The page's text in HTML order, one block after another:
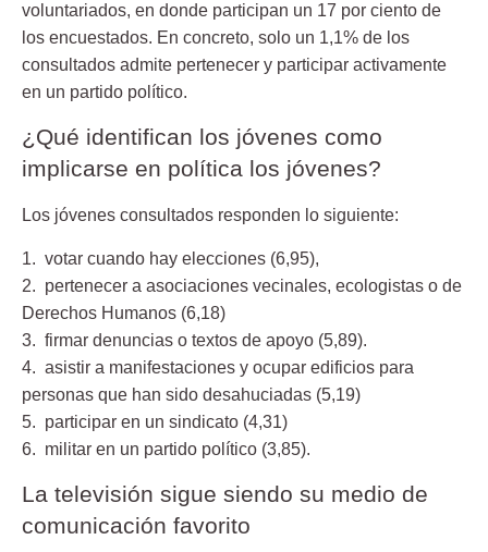
voluntariados, en donde participan un 17 por ciento de
los encuestados. En concreto, solo un 1,1% de los
consultados admite pertenecer y participar activamente
en un partido político.
¿Qué identifican los jóvenes como
implicarse en política los jóvenes?
Los jóvenes consultados responden lo siguiente:
1. votar cuando hay elecciones (6,95),
2. pertenecer a asociaciones vecinales, ecologistas o de
Derechos Humanos (6,18)
3. firmar denuncias o textos de apoyo (5,89).
4. asistir a manifestaciones y ocupar edificios para
personas que han sido desahuciadas (5,19)
5. participar en un sindicato (4,31)
6. militar en un partido político (3,85).
La televisión sigue siendo su medio de
comunicación favorito